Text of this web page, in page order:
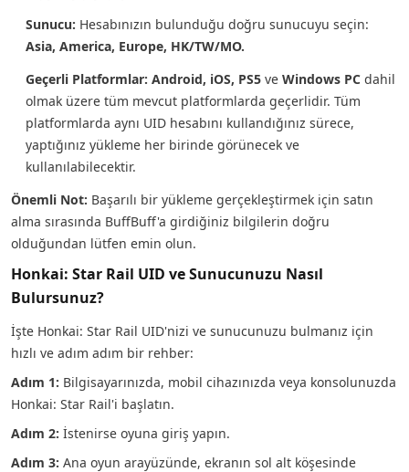
Sunucu: Hesabınızın bulunduğu doğru sunucuyu seçin:
Asia, America, Europe, HK/TW/MO.
Geçerli Platformlar: Android, iOS, PS5 ve Windows PC dahil
olmak üzere tüm mevcut platformlarda geçerlidir. Tüm
platformlarda aynı UID hesabını kullandığınız sürece,
yaptığınız yükleme her birinde görünecek ve
kullanılabilecektir.
Önemli Not: Başarılı bir yükleme gerçekleştirmek için satın
alma sırasında BuffBuff'a girdiğiniz bilgilerin doğru
olduğundan lütfen emin olun.
Honkai: Star Rail UID ve Sunucunuzu Nasıl
Bulursunuz?
İşte Honkai: Star Rail UID'nizi ve sunucunuzu bulmanız için
hızlı ve adım adım bir rehber:
Adım 1: Bilgisayarınızda, mobil cihazınızda veya konsolunuzda
Honkai: Star Rail'i başlatın.
Adım 2: İstenirse oyuna giriş yapın.
Adım 3: Ana oyun arayüzünde, ekranın sol alt köşesinde